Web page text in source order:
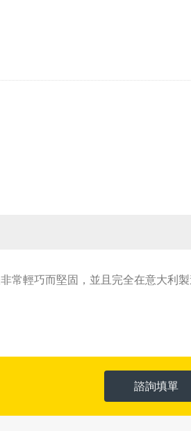
常輕巧而堅固，並且完全在意大利製
諮詢填單